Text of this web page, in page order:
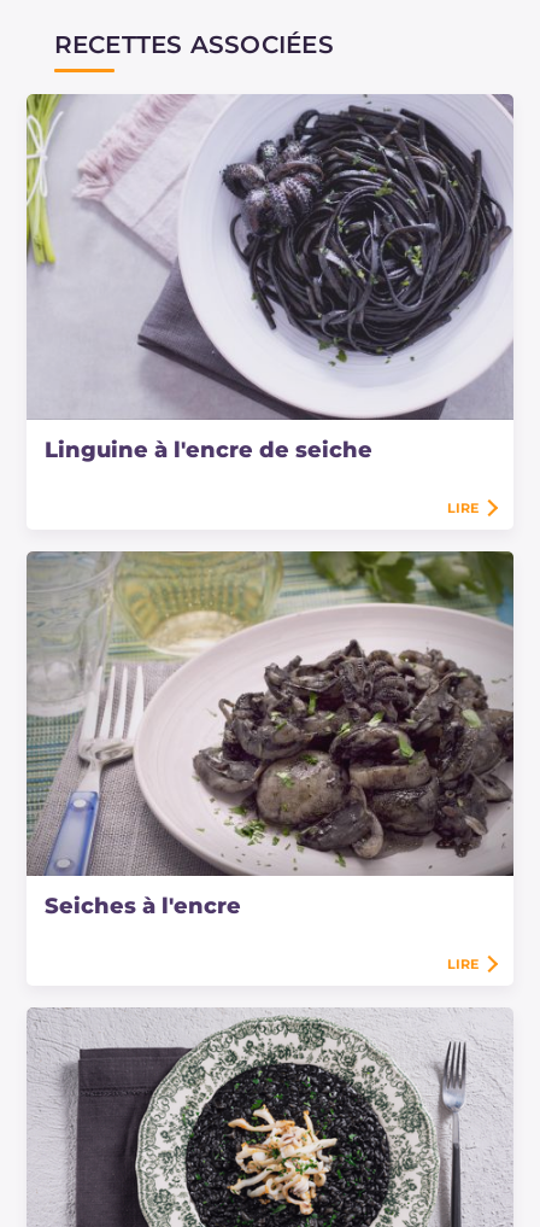
RECETTES ASSOCIÉES
Linguine à l'encre de seiche
LIRE
Seiches à l'encre
LIRE